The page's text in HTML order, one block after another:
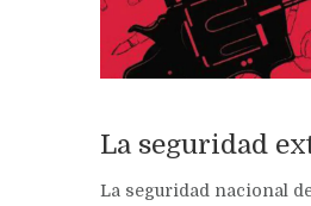
La seguridad
La seguridad nacional